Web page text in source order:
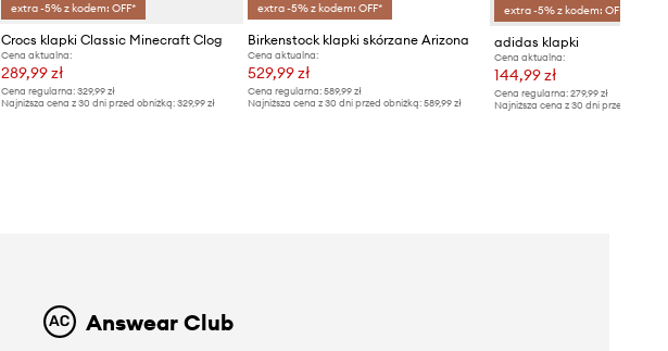
extra -5% z kodem: OFF*
Crocs klapki Classic Minecraft Clog
Cena aktualna:
289,99 zł
Cena regularna: 329,99 zł
Najniższa cena z 30 dni przed obniżką: 329,99 zł
extra -5% z kodem: OFF*
Birkenstock klapki skórzane Arizona
Cena aktualna:
529,99 zł
Cena regularna:589,99 zł
Najniższa cena z 30 dni przed obniżką:589,99 zł
extra -5% z kodem: OFF*
adidas klapki
Cena aktualna:
144,99 zł
Cena regularna: 279,99 zł
Najniższa cena z 30 dni przed obniżką:
Answear Club